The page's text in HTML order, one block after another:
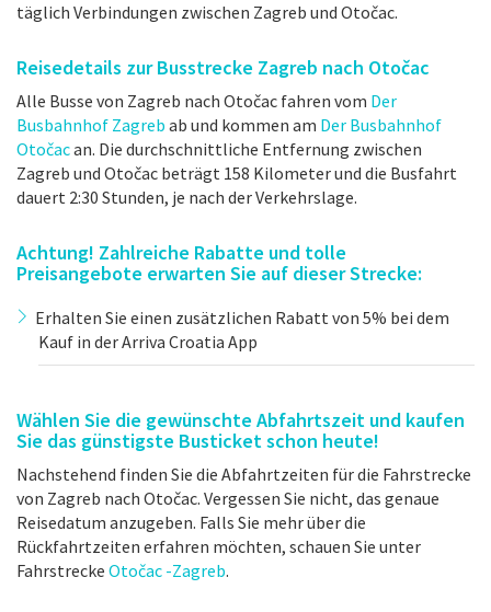
täglich Verbindungen zwischen Zagreb und Otočac.
Reisedetails zur Busstrecke Zagreb nach Otočac
Alle Busse von Zagreb nach Otočac fahren vom Der
Busbahnhof Zagreb ab und kommen am Der Busbahnhof
Otočacan. Die durchschnittliche Entfernung zwischen
Zagreb und Otočac beträgt 158 Kilometer und die Busfahrt
dauert 2:30 Stunden, je nach der Verkehrslage.
Achtung! Zahlreiche Rabatte und tolle
Preisangebote erwarten Sie auf dieser Strecke:
Erhalten Sie einen zusätzlichen Rabatt von 5% bei dem
Kauf in der Arriva Croatia App
Wählen Sie die gewünschte Abfahrtszeit und kaufen
Sie das günstigste Busticket schon heute!
Nachstehend finden Sie die Abfahrtzeiten für die Fahrstrecke
von Zagreb nach Otočac. Vergessen Sie nicht, das genaue
Reisedatum anzugeben. Falls Sie mehr über die
Rückfahrtzeiten erfahren möchten, schauen Sie unter
Fahrstrecke Otočac -Zagreb.